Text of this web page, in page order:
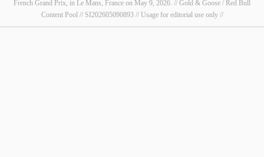
French Grand Prix, in Le Mans, France on May 9, 2026. // Gold & Goose / Red Bull
Content Pool // SI202605090893 // Usage for editorial use only //